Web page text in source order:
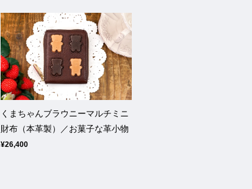
くまちゃんブラウニーマルチミニ
財布（本革製）／お菓子な革小物
¥26,400